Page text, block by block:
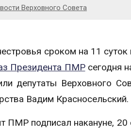
Верховного Совета
сроком на 11
Президента ПМРсегодня
депутаты Верховного
Вадим Красносельский.
подписал накануне, 20